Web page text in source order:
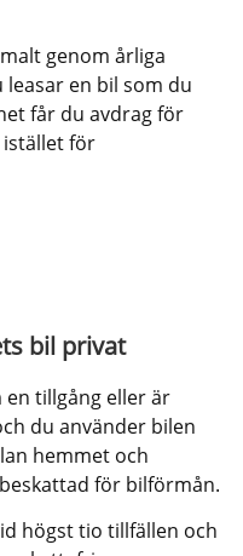
genom årliga
en bil som du
får du avdrag för
istället för
bil privat
tillgång eller är
du använder bilen
hemmet och
för bilförmån.
högst tio tillfällen och